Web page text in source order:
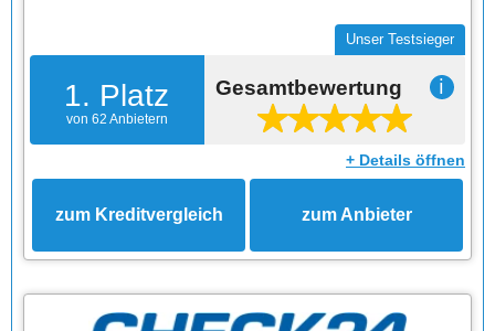
1. Platz
von 62 Anbietern
Unser Testsieger
Gesamtbewertung ℹ
+ Details öffnen
zum Kreditvergleich zum Anbieter